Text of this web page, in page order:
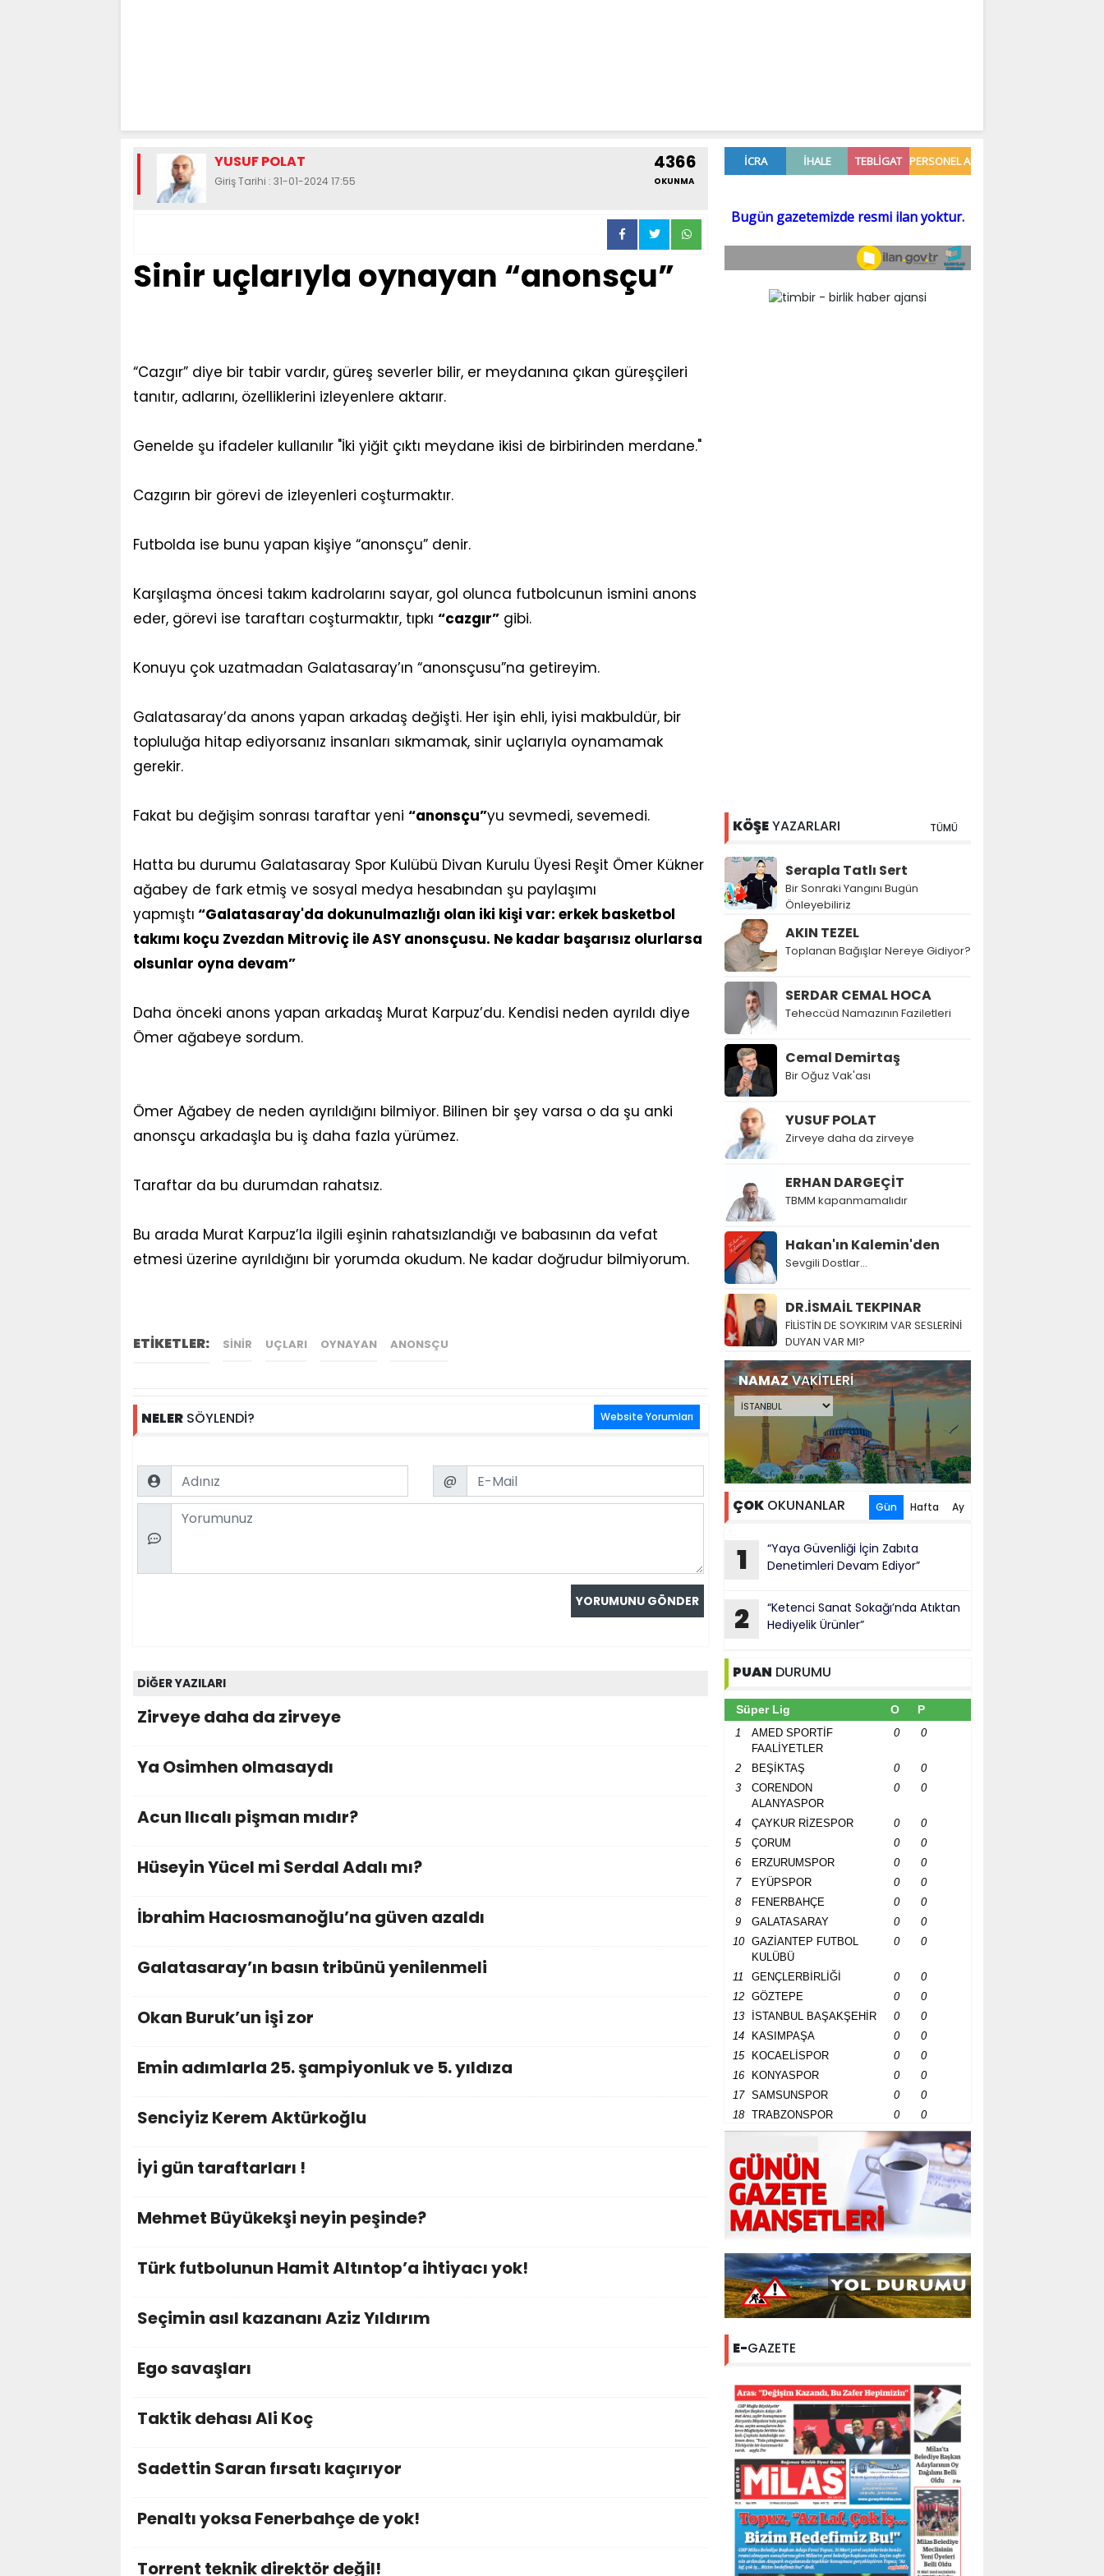
YUSUF POLAT
Giriş Tarihi : 31-01-2024 17:55
4366
OKUNMA
Sinir uçlarıyla oynayan “anonsçu”
“Cazgır” diye bir tabir vardır, güreş severler bilir, er meydanına çıkan güreşçileri
tanıtır, adlarını, özelliklerini izleyenlere aktarır.
Genelde şu ifadeler kullanılır "İki yiğit çıktı meydane ikisi de birbirinden merdane."
Cazgırın bir görevi de izleyenleri coşturmaktır.
Futbolda ise bunu yapan kişiye “anonsçu” denir.
Karşılaşma öncesi takım kadrolarını sayar, gol olunca futbolcunun ismini anons
eder, görevi ise taraftarı coşturmaktır, tıpkı “cazgır” gibi.
Konuyu çok uzatmadan Galatasaray’ın “anonsçusu”na getireyim.
Galatasaray’da anons yapan arkadaş değişti. Her işin ehli, iyisi makbuldür, bir
topluluğa hitap ediyorsanız insanları sıkmamak, sinir uçlarıyla oynamamak
gerekir.
Fakat bu değişim sonrası taraftar yeni “anonsçu”yu sevmedi, sevemedi.
Hatta bu durumu Galatasaray Spor Kulübü Divan Kurulu Üyesi Reşit Ömer Kükner
ağabey de fark etmiş ve sosyal medya hesabından şu paylaşımı
yapmıştı “Galatasaray'da dokunulmazlığı olan iki kişi var: erkek basketbol
takımı koçu Zvezdan Mitroviç ile ASY anonsçusu. Ne kadar başarısız olurlarsa
olsunlar oyna devam”
Daha önceki anons yapan arkadaş Murat Karpuz’du. Kendisi neden ayrıldı diye
Ömer ağabeye sordum.
Ömer Ağabey de neden ayrıldığını bilmiyor. Bilinen bir şey varsa o da şu anki
anonsçu arkadaşla bu iş daha fazla yürümez.
Taraftar da bu durumdan rahatsız.
Bu arada Murat Karpuz’la ilgili eşinin rahatsızlandığı ve babasının da vefat
etmesi üzerine ayrıldığını bir yorumda okudum. Ne kadar doğrudur bilmiyorum.
ETİKETLER: SINIR UÇLARI OYNAYAN ANONSÇU
NELER SÖYLENDİ? Website Yorumları
Name Email
@
Comment
DİĞER YAZILARI
Zirveye daha da zirveye
Ya Osimhen olmasaydı
Acun Ilıcalı pişman mıdır?
Hüseyin Yücel mi Serdal Adalı mı?
İbrahim Hacıosmanoğlu’na güven azaldı
Galatasaray’ın basın tribünü yenilenmeli
Okan Buruk’un işi zor
Emin adımlarla 25. şampiyonluk ve 5. yıldıza
Senciyiz Kerem Aktürkoğlu
İyi gün taraftarları !
Mehmet Büyükekşi neyin peşinde?
Türk futbolunun Hamit Altıntop’a ihtiyacı yok!
Seçimin asıl kazananı Aziz Yıldırım
Ego savaşları
Taktik dehası Ali Koç
Sadettin Saran fırsatı kaçırıyor
Penaltı yoksa Fenerbahçe de yok!
Torrent teknik direktör değil!
KÖŞEYAZARLARI TÜMÜ
Serapla Tatlı Sert
Bir Sonraki Yangını Bugün
Önleyebiliriz
AKIN TEZEL
Toplanan Bağışlar Nereye Gidiyor?
SERDAR CEMAL HOCA
Teheccüd Namazının Faziletleri
Cemal Demirtaş
Bir Oğuz Vak'ası
YUSUF POLAT
Zirveye daha da zirveye
ERHAN DARGEÇİT
TBMM kapanmamalıdır
Hakan'ın Kalemin'den
Sevgili Dostlar...
DR.İSMAİL TEKPINAR
FİLİSTİN DE SOYKIRIM VAR SESLERİNİ
DUYAN VAR MI?
NAMAZVAKİTLERİ
ÇOK OKUNANLAR Gün Hafta Ay
1
“Yaya Güvenliği İçin Zabıta
Denetimleri Devam Ediyor”
2
“Ketenci Sanat Sokağı’nda Atıktan
Hediyelik Ürünler”
PUAN DURUMU
Süper Lig O P
1
AMED SPORTİF
FAALİYETLER
0 0
2 BEŞİKTAŞ 0
0
3
CORENDON
ALANYASPOR
0 0
4 ÇAYKUR RİZESPOR 0
0
5
ÇORUM 0
0
6
ERZURUMSPOR 0
0
7
EYÜPSPOR 0
0
8
FENERBAHÇE 0
0
9
GALATASARAY 0
0
10
GAZİANTEP FUTBOL
KULÜBÜ
0 0
11 GENÇLERBİRLİĞİ 0
0
12
GÖZTEPE 0
0
13
İSTANBUL BAŞAKŞEHİR 0
0
14
KASIMPAŞA 0
0
15
KOCAELİSPOR 0
0
16
KONYASPOR 0
0
17
SAMSUNSPOR 0
0
18
TRABZONSPOR 0 0
E-GAZETE